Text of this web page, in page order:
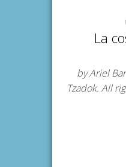
La
by Ariel
Tzadok. All